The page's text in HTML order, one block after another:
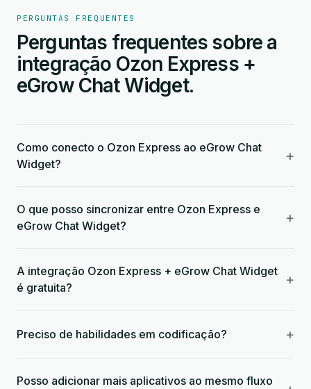
PERGUNTAS FREQUENTES
Perguntas frequentes sobre a
integração Ozon Express +
eGrow Chat Widget.
Como conecto o Ozon Express ao eGrow Chat
Widget?
+
O que posso sincronizar entre Ozon Express e
eGrow Chat Widget?
+
A integração Ozon Express + eGrow Chat Widget
é gratuita?
+
Preciso de habilidades em codificação? +
Posso adicionar mais aplicativos ao mesmo fluxo